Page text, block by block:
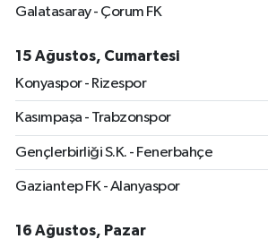
Galatasaray - Çorum FK
15 Ağustos, Cumartesi
Konyaspor - Rizespor
Kasımpaşa - Trabzonspor
Gençlerbirliği S.K. - Fenerbahçe
Gaziantep FK - Alanyaspor
16 Ağustos, Pazar